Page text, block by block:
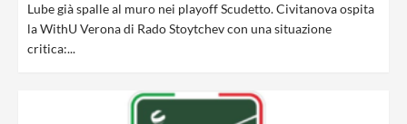
Lube già spalle al muro nei playoff Scudetto. Civitanova ospita
la WithU Verona di Rado Stoytchev con una situazione
critica:...